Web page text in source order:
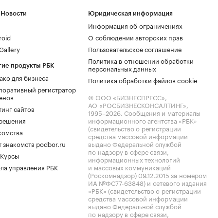
продукты РБК
для бизнеса
регистратор
сайтов
знакомств podbor.ru
управления РБК
Юридическая информация
Информация об ограничениях
О соблюдении авторских прав
Пользовательское соглашение
Политика в отношении обработки
персональных данных
Политика обработки файлов cookie
© ООО «БИЗНЕСПРЕСС»,
АО «РОСБИЗНЕСКОНСАЛТИНГ»,
1995–2026. Сообщения и материалы
информационного агентства «РБК»
(свидетельство о регистрации
средства массовой информации
выдано Федеральной службой
по надзору в сфере связи,
информационных технологий
и массовых коммуникаций
(Роскомнадзор) 09.12.2015 за номером
ИА №ФС77-63848) и сетевого издания
«РБК» (свидетельство о регистрации
средства массовой информации
выдано Федеральной службой
по надзору в сфере связи,